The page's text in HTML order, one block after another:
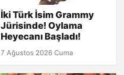
İki Türk İsim Grammy
Jürisinde! Oylama
Heyecanı Başladı!
7 Ağustos 2026 Cuma